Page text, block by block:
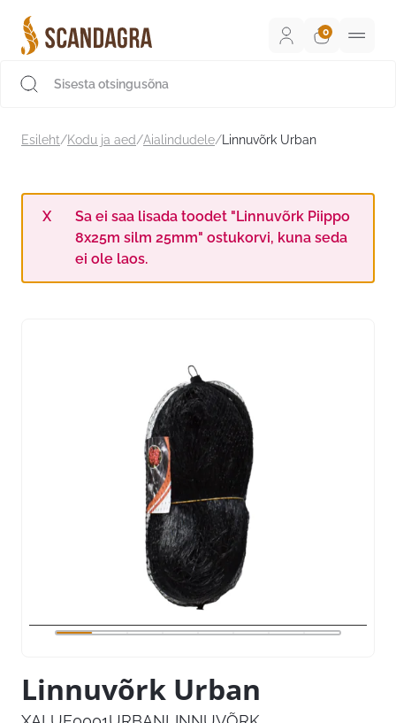
sisu
juurde
Esileht/Kodu ja aed/Aialindudele/ Linnuvõrk Urban
Sa ei saa lisada toodet "Linnuvõrk Piippo
8x25m silm 25mm" ostukorvi, kuna seda
ei ole laos.
Linnuvõrk Urban